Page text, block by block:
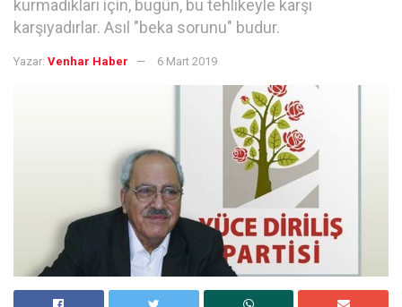
kurmadıkları için, bugün, bu tehlikeyle karşı
karşıyadırlar. Asıl "beka sorunu" budur.
Yazar: Venhar Haber 6 Mart 2019